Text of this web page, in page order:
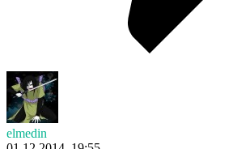
elmedin